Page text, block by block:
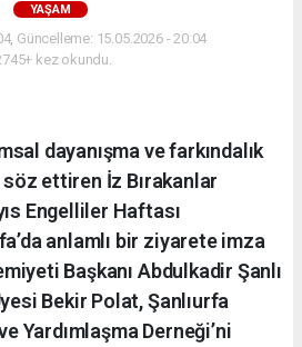
YAŞAM
Güncelleme: 15.05.2026 - 20:04
kez okundu.
dayanışma ve farkındalık
ettiren İz Bırakanlar
Engelliler Haftası
anlamlı bir ziyarete imza
Başkanı Abdulkadir Şanlı
Bekir Polat, Şanlıurfa
Yardımlaşma Derneği’ni